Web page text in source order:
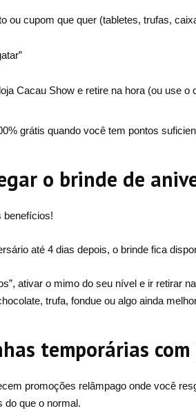
ou cupom que quer (tabletes, trufas,
Cacau Show e retire na hora (ou use
grátis quando você tem pontos
o brinde de
benefícios!
até 4 dias depois, o brinde fica
ativar o mimo do seu nível e ir retirar
trufa, fondue ou algo ainda
temporárias
promoções relâmpago onde você
do que o normal.